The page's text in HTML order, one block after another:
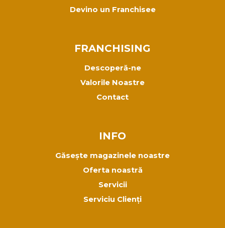
Devino un Franchisee
FRANCHISING
Descoperă-ne
Valorile Noastre
Contact
INFO
Găsește magazinele noastre
Oferta noastră
Servicii
Serviciu Clienți